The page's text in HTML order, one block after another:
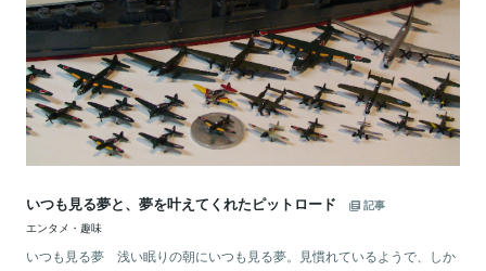
いつも見る夢と、夢を叶えてくれたピットロード
記事
エンタメ・趣味
いつも見る夢 浅い眠りの朝にいつも見る夢。見慣れているようで、しか